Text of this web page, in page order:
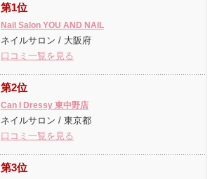
第1位
Nail Salon YOU AND NAIL
ネイルサロン / 大阪府
口コミ一覧を見る
第2位
Can I Dressy 東中野店
ネイルサロン / 東京都
口コミ一覧を見る
第3位